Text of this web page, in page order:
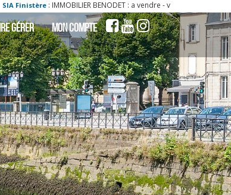
: a vendre - vente - acheter - ach maison benodet 29950 7
GÉRER MON COMPTE